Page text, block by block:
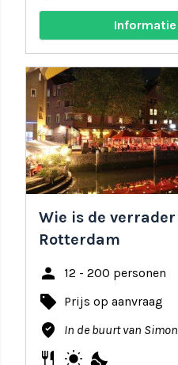
Informatie
Wie is de
Rotterdam
person 12 - 200 personen
local_offer Prijs op aanvraag
where_to_vote In de buurt van
restaurant wb_sunny nights_stay